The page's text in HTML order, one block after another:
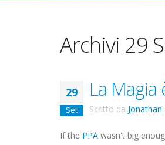
Archivi 29
29
Set
La Magia
Scritto da Jonathan
If the PPA wasn't big